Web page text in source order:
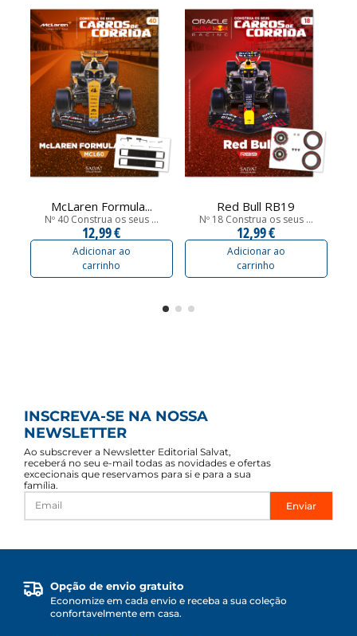
McLaren Formula...
Nº 40 Construa os seus ...
12,99 €
Adicionar ao
carrinho
Red Bull RB19
Nº 18 Construa os seus ...
12,99 €
Adicionar ao
carrinho
INSCREVA-SE NA NOSSA
NEWSLETTER
Ao subscrever a Newsletter Editorial Salvat,
receberá no seu e-mail todas as novidades e ofertas
excecionais que reservamos para si e para a sua
família.
Enviar
Opção de envio gratuito
Economize em cada envio e receba a sua coleção
confortavelmente em casa.